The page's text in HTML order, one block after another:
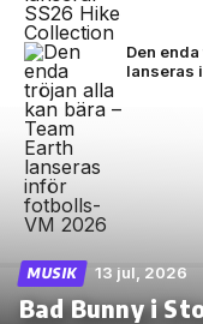
Den
lanseras
MUSIK 13 jul, 2026
Bad Bunny i